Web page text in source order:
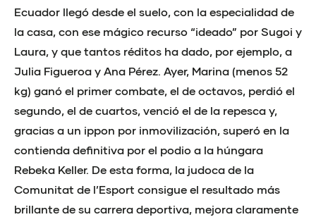
Ecuador llegó desde el suelo, con la especialidad de
la casa, con ese mágico recurso “ideado” por Sugoi y
Laura, y que tantos réditos ha dado, por ejemplo, a
Julia Figueroa y Ana Pérez. Ayer, Marina (menos 52
kg) ganó el primer combate, el de octavos, perdió el
segundo, el de cuartos, venció el de la repesca y,
gracias a un ippon por inmovilización, superó en la
contienda definitiva por el podio a la húngara
Rebeka Keller. De esta forma, la judoca de la
Comunitat de l’Esport consigue el resultado más
brillante de su carrera deportiva, mejora claramente